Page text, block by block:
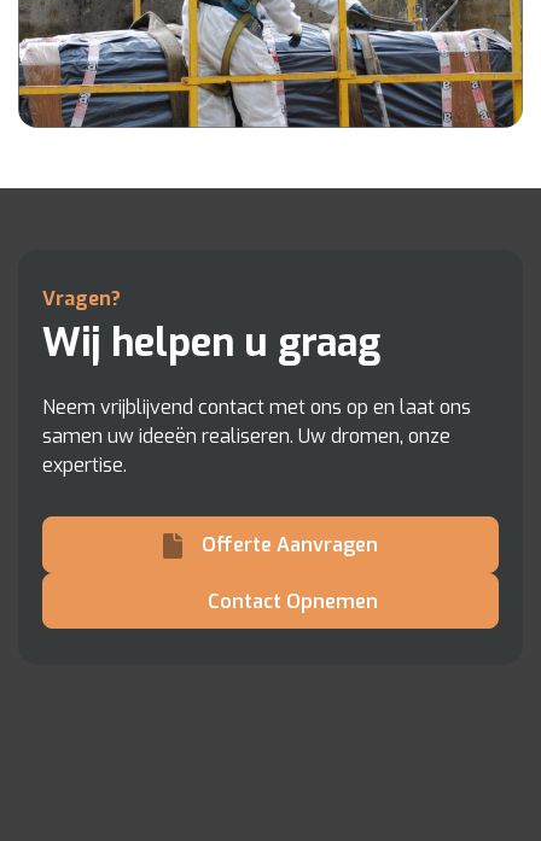
Vragen?
Wij helpen u graag
Neem vrijblijvend contact met ons op en laat ons
samen uw ideeën realiseren. Uw dromen, onze
expertise.
Offerte Aanvragen
Contact Opnemen